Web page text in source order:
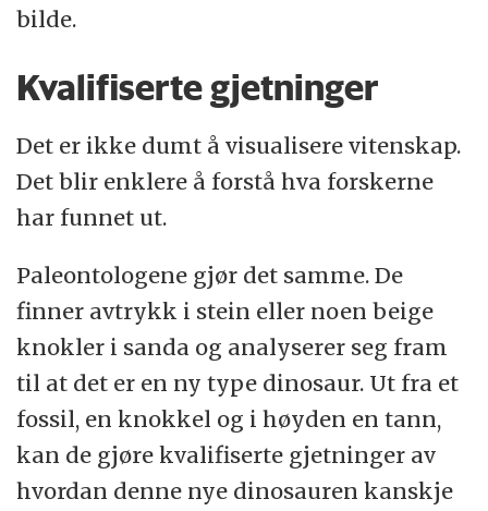
bilde.
Kvalifiserte gjetninger
Det er ikke dumt å visualisere vitenskap.
Det blir enklere å forstå hva forskerne
har funnet ut.
Paleontologene gjør det samme. De
finner avtrykk i stein eller noen beige
knokler i sanda og analyserer seg fram
til at det er en ny type dinosaur. Ut fra et
fossil, en knokkel og i høyden en tann,
kan de gjøre kvalifiserte gjetninger av
hvordan denne nye dinosauren kanskje